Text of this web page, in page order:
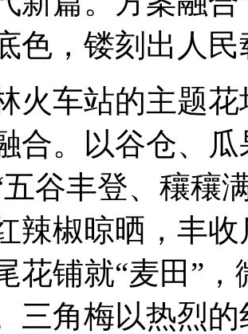
色，镂刻出人
车站的主题花
合。以谷仓、
谷丰登、穰穰
辣椒晾晒，丰
花铺就“麦田”
三角梅以热烈